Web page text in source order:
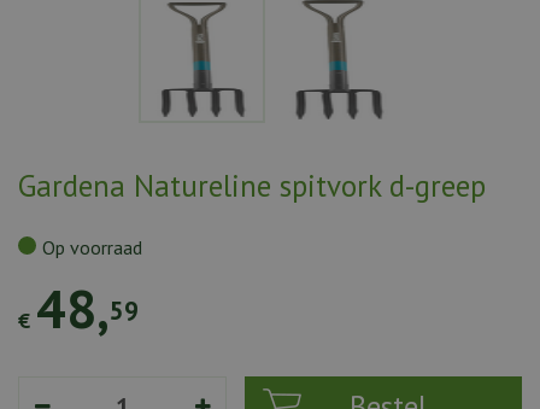
Gardena Natureline spitvork d-greep
€ 48,59
Op voorraad